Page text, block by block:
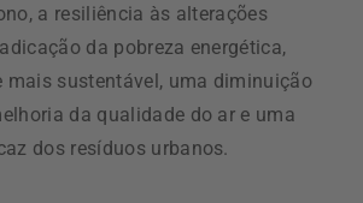
a resiliência às alterações
da pobreza energética,
mais sustentável, uma diminuição
da qualidade do ar e uma
dos resíduos urbanos.